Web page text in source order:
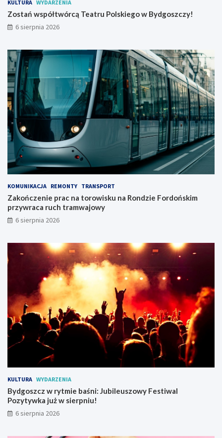
r
u
P
o
s
k
i
e
g
o
w
y
d
s
z
c
z
y
!
w
i
s
k
n
a
R
o
n
d
z
e
F
d
o
ń
s
k
i
m
y
c
a
r
u
c
h
m
w
a
j
KULTURA WYDARZENIA
Zostań współtwórcą Teatru Polskiego w Bydgoszczy!
6 sierpnia 2026
KOMUNIKACJA REMONTY TRANSPORT
Zakończenie prac na torowisku na Rondzie Fordońskim
przywraca ruch tramwajowy
6 sierpnia 2026
KULTURA WYDARZENIA
Bydgoszcz w rytmie baśni: Jubileuszowy Festiwal
Pozytywka już w sierpniu!
6 sierpnia 2026